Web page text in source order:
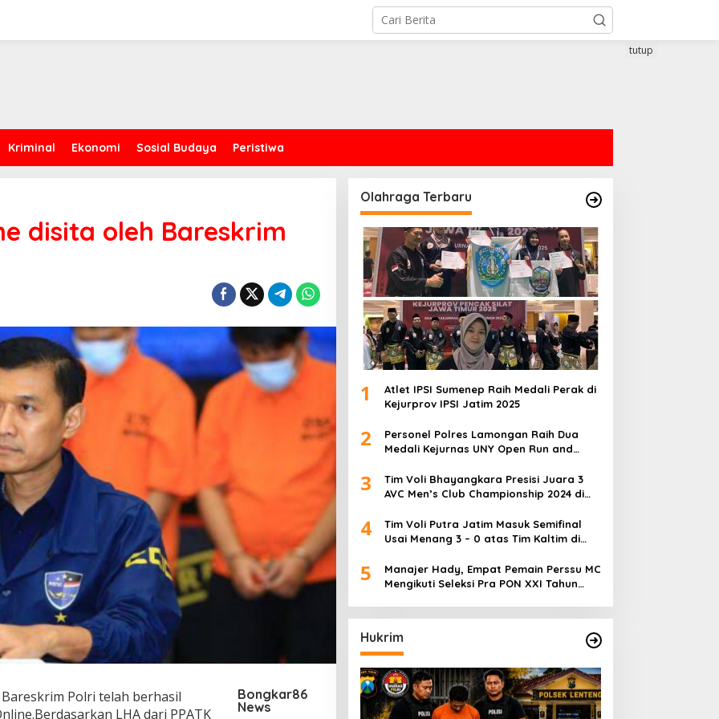
Kriminal Ekonomi Sosial Budaya Peristiwa
tutup
disita oleh Bareskrim
Polri telah berhasil
LHA dari PPATK
Bongkar86
News
Olahraga Terbaru
1
Atlet IPSI Sumenep Raih Medali Perak di
Kejurprov IPSI Jatim 2025
2
Personel Polres Lamongan Raih Dua
Medali Kejurnas UNY Open Run and
3
Tim Voli Bhayangkara Presisi Juara 3
AVC Men’s Club Championship 2024 di
4
Tim Voli Putra Jatim Masuk Semifinal
Usai Menang 3 – 0 atas Tim Kaltim di
5
Manajer Hady, Empat Pemain Perssu MC
Mengikuti Seleksi Pra PON XXI Tahun
Hukrim